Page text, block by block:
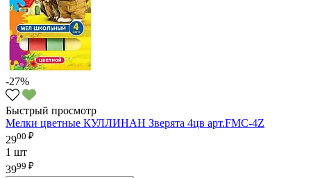
-27%
Быстрый просмотр
Мелки цветные КУЛЛИНАН Зверята 4цв арт.FMC-4Z
2900 ₽
1 шт
3999 ₽